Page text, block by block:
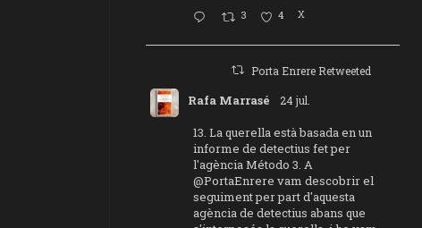
3 4 X
Porta Enrere Retweeted
Rafa Marrasé 24 jul.
13. La querella està basada en un
informe de detectius fet per
l'agència Método 3. A
@PortaEnrere vam descobrir el
seguiment per part d'aquesta
agència de detectius abans que